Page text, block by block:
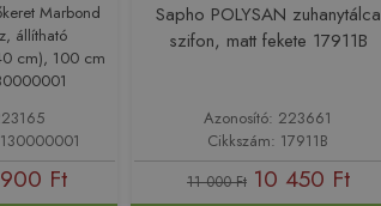
Marbond
állítható
cm), 100 cm
Ft
Sapho POLYSAN zuhanytálca
szifon, matt fekete 17911B
Azonosító: 223661
Cikkszám: 17911B
11 000 Ft 10 450 Ft